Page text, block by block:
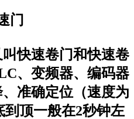
门
快速卷门和快速卷
、变频器、编码器
准确定位（速度为
到顶一般在2秒钟左